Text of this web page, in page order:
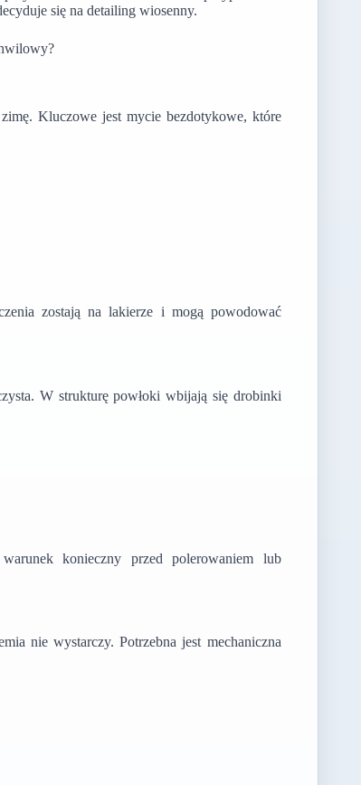
się na detailing wiosenny.
Kluczowe jest mycie bezdotykowe, które
zostają na lakierze i mogą powodować
W strukturę powłoki wbijają się drobinki
konieczny przed polerowaniem lub
nie wystarczy. Potrzebna jest mechaniczna